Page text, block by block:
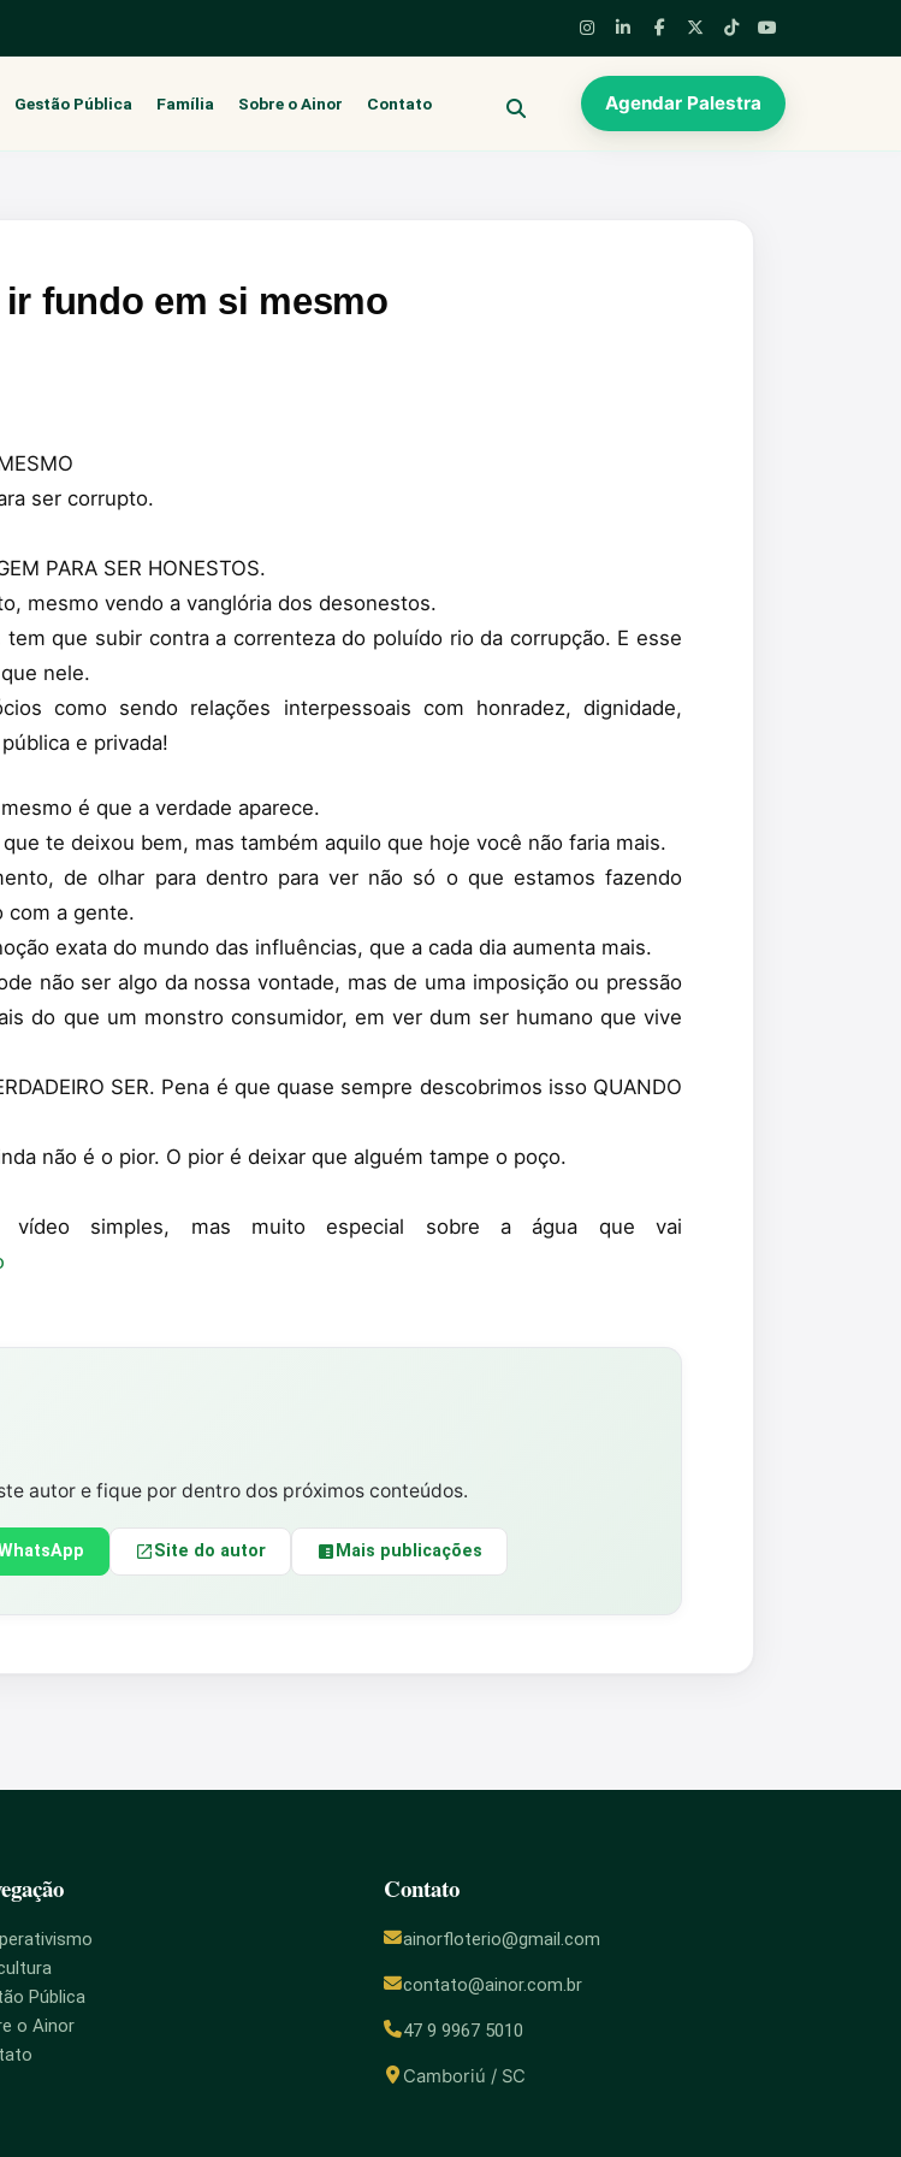
Gestão Pública Família Sobre o Ainor Contato Agendar Palestra
fundo em si mesmo
ser corrupto.
PARA SER HONESTOS.
mesmo vendo a vanglória dos desonestos.
que subir contra a correnteza do poluído rio da corrupção. E esse
nele.
como sendo relações interpessoais com honradez, dignidade,
e privada!
é que a verdade aparece.
te deixou bem, mas também aquilo que hoje você não faria mais.
de olhar para dentro para ver não só o que estamos fazendo
com a gente.
exata do mundo das influências, que a cada dia aumenta mais.
não ser algo da nossa vontade, mas de uma imposição ou pressão
do que um monstro consumidor, em ver dum ser humano que vive
SER. Pena é que quase sempre descobrimos isso QUANDO
não é o pior. O pior é deixar que alguém tampe o poço.
vídeo simples, mas muito especial sobre a água que vai
autor e fique por dentro dos próximos conteúdos.
Site do autor Mais publicações
Pública
o Ainor
Contato
ainorfloterio@gmail.com
contato@ainor.com.br
47 9 9967 5010
Camboriú / SC